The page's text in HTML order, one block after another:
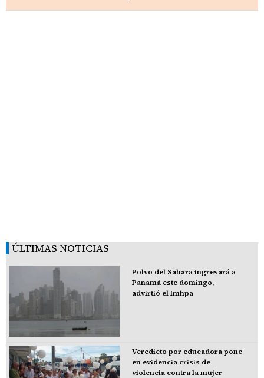
ÚLTIMAS NOTICIAS
Polvo del Sahara ingresará a
Panamá este domingo,
advirtió el Imhpa
Veredicto por educadora pone
en evidencia crisis de
violencia contra la mujer